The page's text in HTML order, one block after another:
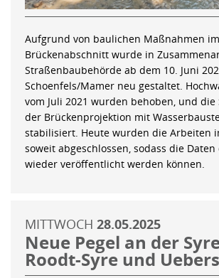
Aufgrund von baulichen Maßnahmen im
Brückenabschnitt wurde in
Straßenbaubehörde ab dem 10. Juni
Schoenfels/Mamer neu gestaltet.
vom Juli 2021 wurden behoben, und
der Brückenprojektion mit
stabilisiert. Heute wurden die Arbeiten
soweit abgeschlossen, sodass die Daten
wieder veröffentlicht werden können.
MITTWOCH 28.05.2025
Neue Pegel an der
Roodt-Syre und